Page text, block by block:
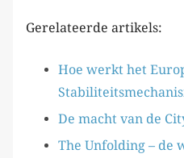
Gerelateerde artikels:
Hoe werkt het
De macht van de
The Unfolding – de